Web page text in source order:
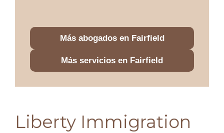
Más abogados en Fairfield
Más servicios en Fairfield
Liberty Immigration